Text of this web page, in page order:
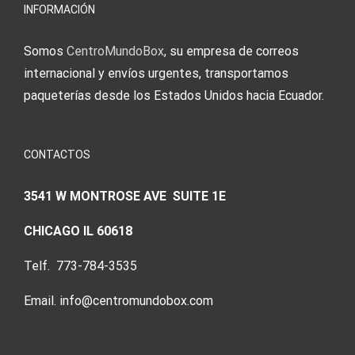
INFORMACIÓN
Somos CentroMundoBox, su empresa de correos
internacional y envíos urgentes, transportamos
paqueterías desde los Estados Unidos hacia Ecuador.
CONTACTOS
3541 W MONTROSE AVE SUITE 1E
CHICAGO IL 60618
Telf. 773-784-3535
Email. info@centromundobox.com